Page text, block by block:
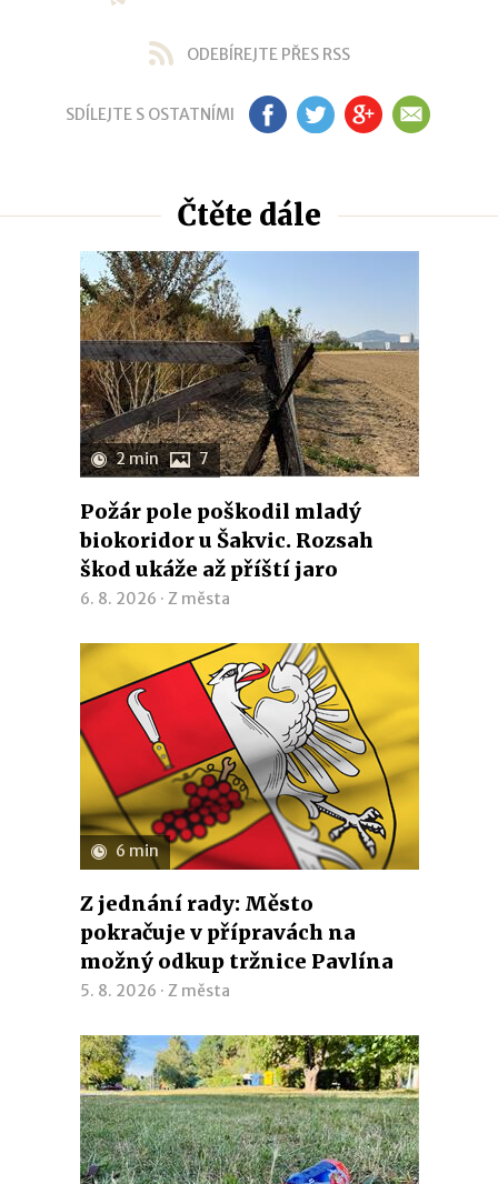
ODEBÍREJTE PŘES RSS
SDÍLEJTE S OSTATNÍMI FB TW GP EM
Čtěte dále
2 min 7
Požár pole poškodil mladý
biokoridor u Šakvic. Rozsah
škod ukáže až příští jaro
6. 8. 2026 · Z města
6 min
Z jednání rady: Město
pokračuje v přípravách na
možný odkup tržnice Pavlína
5. 8. 2026 · Z města